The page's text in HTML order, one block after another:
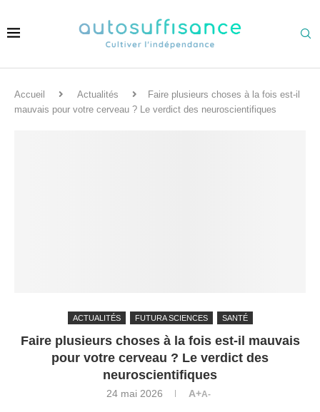
Accueil Actualités
Faire plusieurs choses à la fois est-il
mauvais pour votre cerveau ? Le verdict des neuroscientifiques
ACTUALITÉS FUTURA SCIENCES SANTÉ
Faire plusieurs choses à la fois est-il mauvais
pour votre cerveau ? Le verdict des
neuroscientifiques
24 mai 2026 A+A-